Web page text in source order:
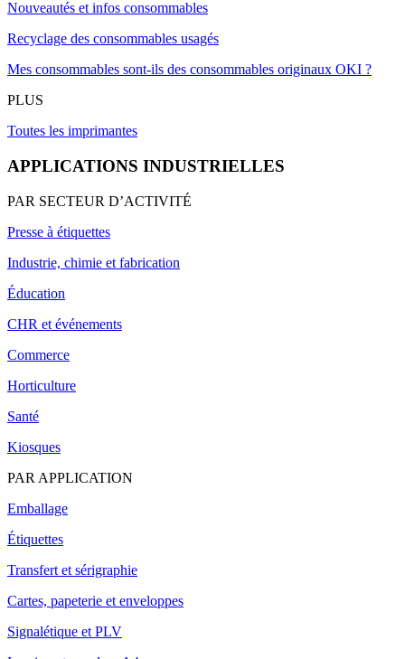
Nouveautés et infos consommables
Recyclage des consommables usagés
Mes consommables sont-ils des consommables originaux OKI ?
PLUS
Toutes les imprimantes
APPLICATIONS INDUSTRIELLES
PAR SECTEUR D’ACTIVITÉ
Presse à étiquettes
Industrie, chimie et fabrication
Éducation
CHR et événements
Commerce
Horticulture
Santé
Kiosques
PAR APPLICATION
Emballage
Étiquettes
Transfert et sérigraphie
Cartes, papeterie et enveloppes
Signalétique et PLV